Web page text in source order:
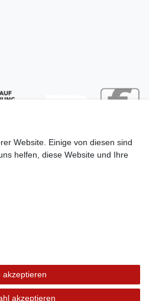
widerrufen
Website. Einige von diesen sind
helfen, diese Website und Ihre
akzeptieren
akzeptieren